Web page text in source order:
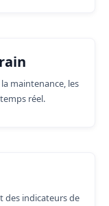
maintenance, les
réel.
des indicateurs de